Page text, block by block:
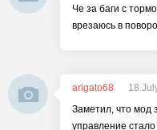
Че за баги с
врезаюсь в
arigato68
18
Заметил, что мод
управление